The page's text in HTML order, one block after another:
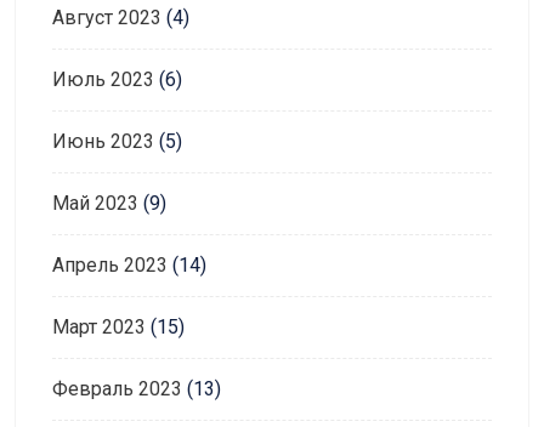
Август 2023 (4)
Июль 2023 (6)
Июнь 2023 (5)
Май 2023 (9)
Апрель 2023 (14)
Март 2023 (15)
Февраль 2023 (13)